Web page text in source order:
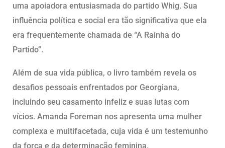
uma apoiadora entusiasmada do partido Whig. Sua
influência política e social era tão significativa que ela
era frequentemente chamada de “A Rainha do
Partido”.
Além de sua vida pública, o livro também revela os
desafios pessoais enfrentados por Georgiana,
incluindo seu casamento infeliz e suas lutas com
vícios. Amanda Foreman nos apresenta uma mulher
complexa e multifacetada, cuja vida é um testemunho
da força e da determinação feminina.